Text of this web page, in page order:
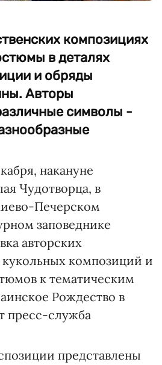
композициях
в деталях
и обряды
Авторы
символы -
накануне
Чудотворца, в
Печерском
заповеднике
авторских
композиций и
к тематическим
Рождество в
пресс-служба
представлены